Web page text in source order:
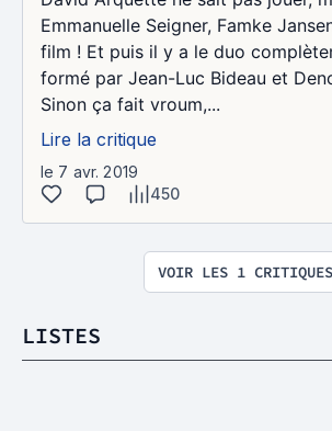
Emmanuelle Seigner, Famke
film ! Et puis il y a le duo
formé par Jean-Luc Bideau et
Sinon ça fait vroum,...
Lire la critique
le 7 avr. 2019
450
VOIR LES 1 CRITIQUES
LISTES